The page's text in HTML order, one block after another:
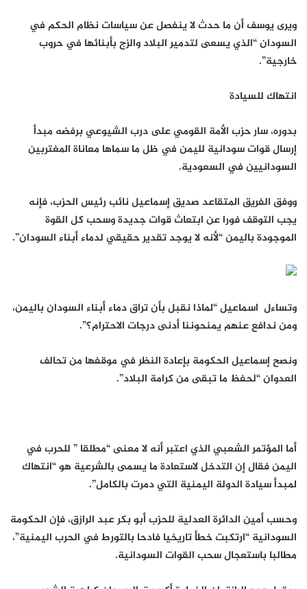
ويرى يوسف أن ما حدث لا ينفصل عن سياسات نظام الحكم في
السودان “الذي يسعى لتدمير البلاد والزج بأبنائها في حروب
خارجية”.
انتهاك للسيادة
بدوره، سار حزب الأمة القومي على درب الشيوعي برفضه مبدأ
إرسال قوات سودانية لليمن في ظل ما سماها معاناة المغتربين
السودانيين في السعودية.
ووفق الفريق المتقاعد صديق إسماعيل نائب رئيس الحزب، فإنه
يجب التوقف فورا عن ابتعاث قوات جديدة وسحب كل القوة
الموجودة باليمن “لأنه لا يوجد تقدير حقيقي لدماء أبناء السودان”.
وتساءل اسماعيل “لماذا نقبل بأن تراق دماء أبناء السودان باليمن،
ومن ندافع عنهم يمنحوننا أدنى درجات الاحترام؟”.
ونصح إسماعيل الحكومة بإعادة النظر في موقفها من تحالف
العدوان “لحفظ ما تبقى من كرامة البلاد”.
أما المؤتمر الشعبي الذي اعتبر أنه لا معنى “مطلقا ” للحرب في
اليمن فقال إن التدخل لاستعادة ما يسمى بالشرعية هو “انتهاك
لمبدأ سيادة الدولة اليمنية التي دمرت بالكامل”.
وحسب أمين الدائرة العدلية للحزب أبو بكر عبد الرازق، فإن الحكومة
السودانية “ارتكبت خطأ تاريخيا فادحا بالتورط في الحرب اليمنية”،
مطالبا باستعجال سحب القوات السودانية.